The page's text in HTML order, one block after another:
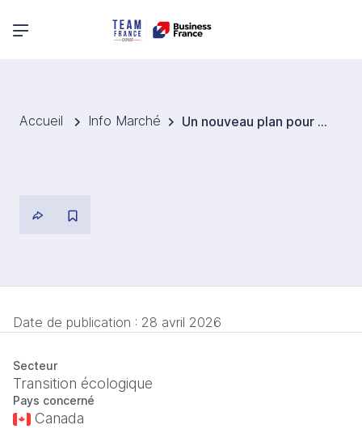
Menu principal
Accueil Info Marché Un nouveau plan pour accélérer l’économie circulaire au Canada
Date de publication : 28 avril 2026
Secteur
Transition écologique
Pays concerné
Canada